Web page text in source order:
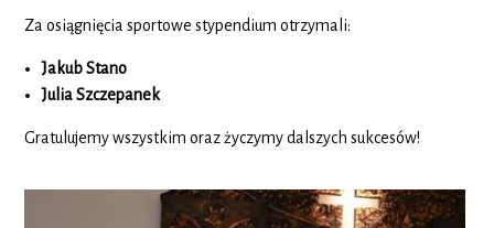
Za osiągnięcia sportowe stypendium otrzymali:
Jakub Stano
Julia Szczepanek
Gratulujemy wszystkim oraz życzymy dalszych sukcesów!